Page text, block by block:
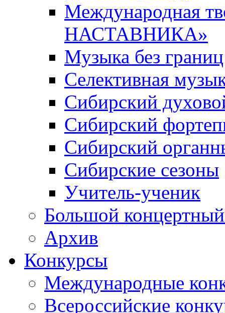
Международная
НАСТАВНИКА»
Музыка без границ
Селективная
Сибирский
Сибирский
Сибирский
Сибирские сезоны
Учитель-ученик
Большой концертный
Архив
Конкурсы
Международные
Всероссийские